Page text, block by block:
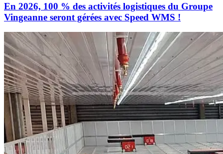
En 2026, 100 % des activités logistiques du Groupe
Vingeanne seront gérées avec Speed WMS !